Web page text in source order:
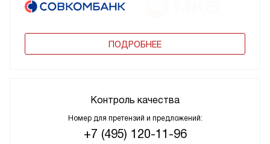
ПОДРОБНЕЕ
Контроль качества
Номер для претензий и предложений:
+7 (495) 120-11-96